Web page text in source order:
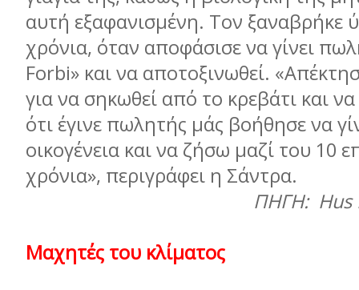
αυτή εξαφανισµένη. Τον ξαναβρήκε
χρόνια, όταν αποφάσισε να γίνει
Forbi» και να αποτοξινωθεί.
για να σηκωθεί από το κρεβάτι και
ότι έγινε πωλητής µάς βοήθησε να
οικογένεια και να ζήσω µαζί του 10
χρόνια», περιγράφει η Σάντρα.
ΠΗΓΗ: Hus
Μαχητές του κλίµατος